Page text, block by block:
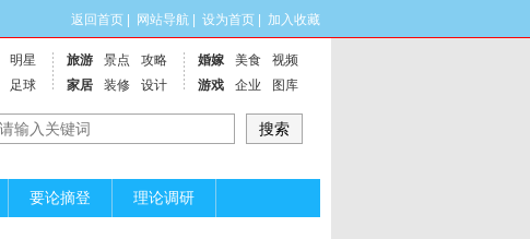
返回首页 网站导航 设为首页 加入收藏
明星
足球
旅游 景点
攻略
家居
装修 设计
婚嫁 美食
视频
游戏
企业 图库
要论摘登 理论调研